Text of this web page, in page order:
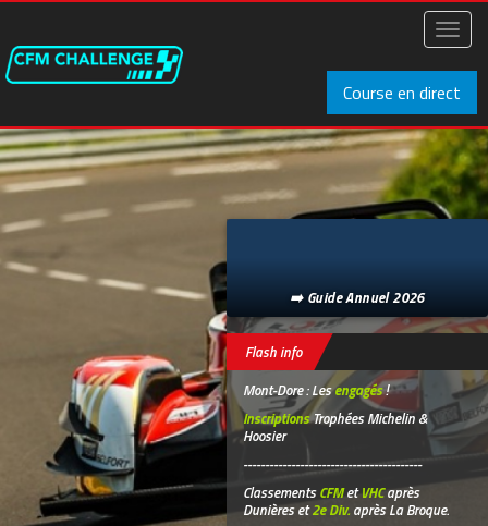
Aller
principal
Course en direct
➡️ Guide Annuel 2026
Flash info
Mont-Dore : Lesengagés!
InscriptionsTrophées Michelin &
Hoosier
-----------------------------------------
ClassementsCFMetVHCaprès
Dunières et2e Div. après La Broque.